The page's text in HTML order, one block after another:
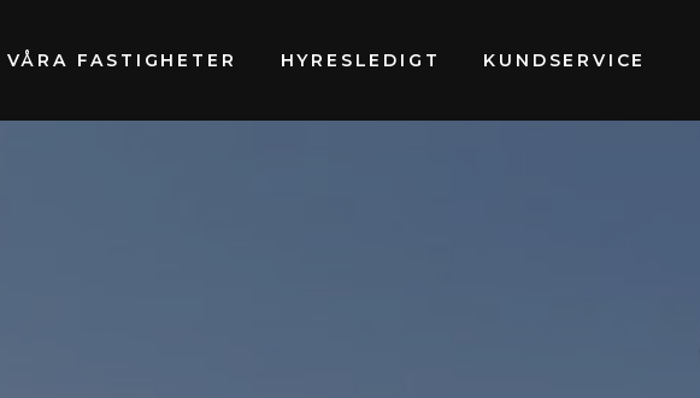
VÅRA FASTIGHETER HYRESLEDIGT KUNDSERVICE